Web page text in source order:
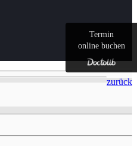
zurück
Termin
online buchen